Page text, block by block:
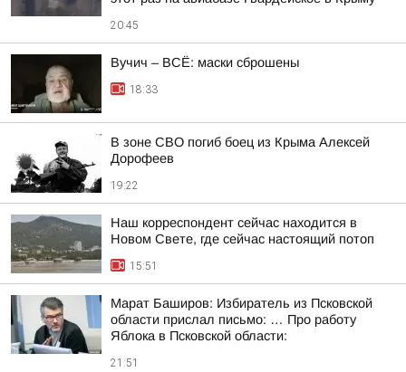
20:45
Вучич – ВСЁ: маски сброшены
18:33
В зоне СВО погиб боец из Крыма Алексей
Дорофеев
19:22
Наш корреспондент сейчас находится в
Новом Свете, где сейчас настоящий потоп
15:51
Марат Баширов: Избиратель из Псковской
области прислал письмо: … Про работу
Яблока в Псковской области:
21:51